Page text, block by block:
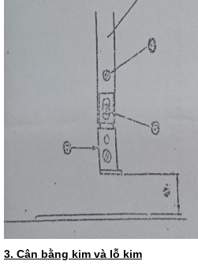
3. Cân bằng kim và lỗ kim